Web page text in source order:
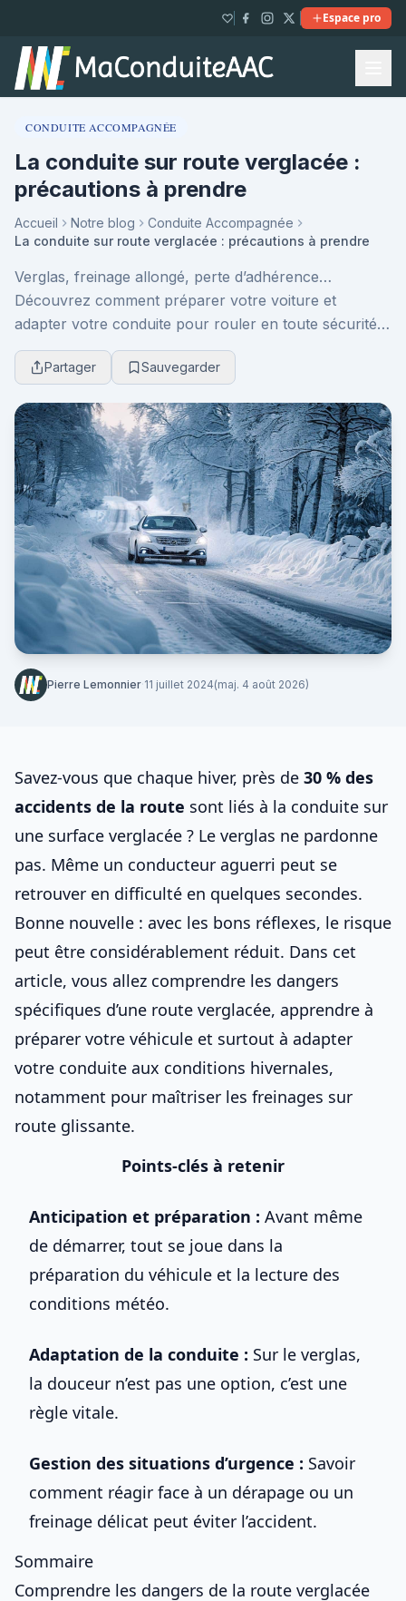
Espace pro
CONDUITE ACCOMPAGNÉE
La conduite sur route verglacée :
précautions à prendre
Accueil Notre blog
Conduite Accompagnée
La conduite sur route verglacée : précautions à prendre
Verglas, freinage allongé, perte d’adhérence…
Découvrez comment préparer votre voiture et
adapter votre conduite pour rouler en toute sécurité
sur une route verglacée, avec des conseils concrets
et ef...Partager Sauvegarder
Pierre Lemonnier·11 juillet 2024(maj. 4 août 2026)
Savez-vous que chaque hiver, près de 30 % des
accidents de la route sont liés à la conduite sur
une surface verglacée ? Le verglas ne pardonne
pas. Même un conducteur aguerri peut se
retrouver en difficulté en quelques secondes.
Bonne nouvelle : avec les bons réflexes, le risque
peut être considérablement réduit. Dans cet
article, vous allez comprendre les dangers
spécifiques d’une route verglacée, apprendre à
préparer votre véhicule et surtout à adapter
votre conduite aux conditions hivernales,
notamment pour maîtriser les freinages sur
route glissante.
Points-clés à retenir
Anticipation et préparation : Avant même
de démarrer, tout se joue dans la
préparation du véhicule et la lecture des
conditions météo.
Adaptation de la conduite : Sur le verglas,
la douceur n’est pas une option, c’est une
règle vitale.
Gestion des situations d’urgence : Savoir
comment réagir face à un dérapage ou un
freinage délicat peut éviter l’accident.
Sommaire
Comprendre les dangers de la route verglacée